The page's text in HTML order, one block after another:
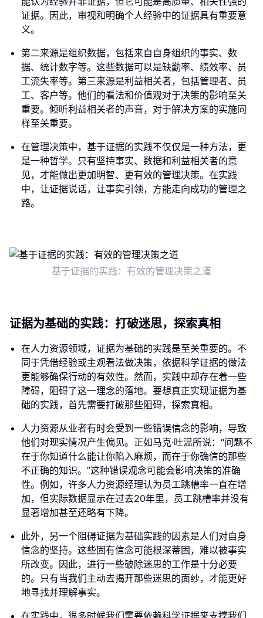
证据。因此，审视和明确个人经验中的证据具有重要意
义。
第二来源是组织数据，包括来自自身组织的事实、数
据、统计数字等。这些数据可以是缺勤率、绩效率、员
工流失率等。第三来源是利益相关者，包括管理者、员
工、客户等。他们的看法和价值观对于决策的影响至关
重要。倾听利益相关者的声音，对于解决方案的实施同
样至关重要。
在管理决策中，基于证据的实践不仅仅是一种方法，更
是一种哲学。只有坚持事实、数据和利益相关者的意
见，才能做出更加明智、更有效的管理决策。在实践
中，让证据说话，让事实引领，方能走向成功的管理之
路。
基于证据的实践：有效的管理决策之道
证据为基础的实践：打破迷思，探索真相
在人力资源领域，证据为基础的实践是至关重要的。不
同于凭借经验或主观看法做决策，依据科学证据的做法
更能够确保行动的有效性。然而，实践中却存在着一些
障碍，阻碍了这一理念的落地。要想真正实现证据为基
础的实践，首先需要打破那些阻碍，探索真相。
人力资源从业者有时会受到一些错误信念的影响，导致
他们对现实情况产生偏见。正如马克·吐温所说：“问题不
在于你知道什么能让你陷入麻烦，而在于你确信的那些
不正确的知识。”这种错误观念可能会影响决策的准确
性。例如，许多人力资源经理认为员工跳槽率一直在增
加，但实际数据显示在过去20年里，员工跳槽率并没有
显著增加甚至还略有下降。
此外，另一个阻碍证据为基础实践的因素是人们对自身
信念的坚持。这些固有信念可能根深蒂固，难以被事实
所改变。因此，进行一些破除迷思的工作是十分必要
的。只有当我们主动去揭开那些迷思的面纱，才能更好
地寻找并理解事实。
在实践中，很多时候我们需要依赖科学证据来支撑我们